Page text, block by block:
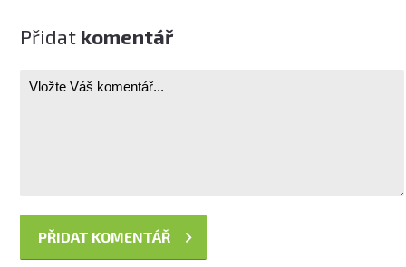
Přidat komentář